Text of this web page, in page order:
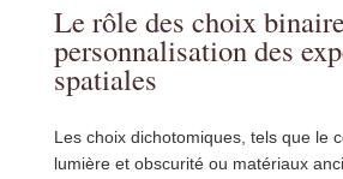
Le rôle des choix
personnalisation des
spatiales
Les choix dichotomiques, tels que le
lumière et obscurité ou matériaux